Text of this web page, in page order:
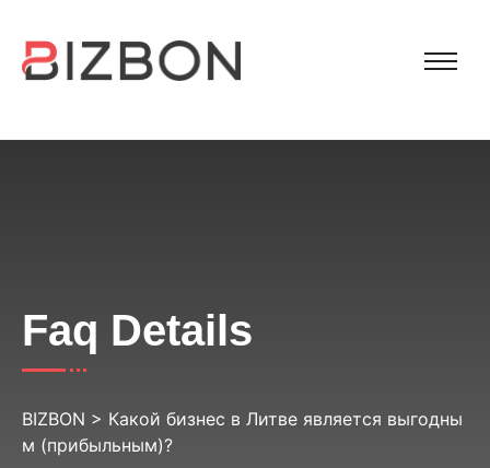
Faq Details
BIZBON > Какой бизнес в Литве является выгодны
м (прибыльным)?